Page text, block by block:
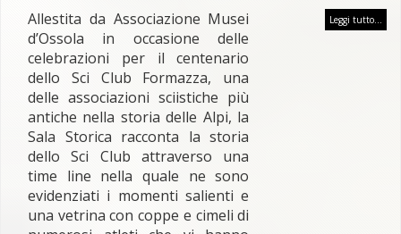
Allestita da Associazione Musei
d’Ossola in occasione delle
celebrazioni per il centenario
dello Sci Club Formazza, una
delle associazioni sciistiche più
antiche nella storia delle Alpi, la
Sala Storica racconta la storia
dello Sci Club attraverso una
time line nella quale ne sono
evidenziati i momenti salienti e
una vetrina con coppe e cimeli di
Leggi tutto...